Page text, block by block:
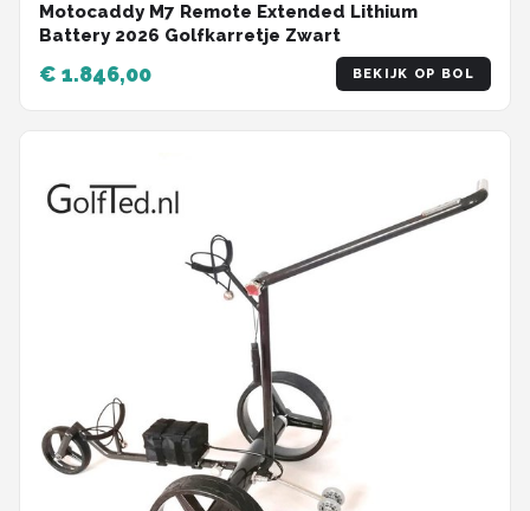
Motocaddy M7 Remote Extended Lithium
Battery 2026 Golfkarretje Zwart
€ 1.846,00 BEKIJK OP BOL